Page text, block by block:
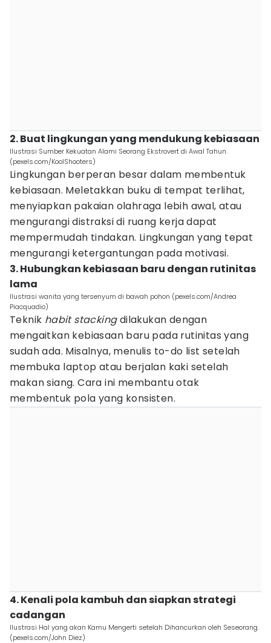
2. Buat lingkungan yang mendukung kebiasaan
Ilustrasi Sumber Kekuatan Alami Seorang Ekstrovert di Awal Tahun.
(pexels.com/KoolShooters)
Lingkungan berperan besar dalam membentuk
kebiasaan. Meletakkan buku di tempat terlihat,
menyiapkan pakaian olahraga lebih awal, atau
mengurangi distraksi di ruang kerja dapat
mempermudah tindakan. Lingkungan yang tepat
mengurangi ketergantungan pada motivasi.
3. Hubungkan kebiasaan baru dengan rutinitas
lama
Ilustrasi wanita yang tersenyum di bawah pohon (pexels.com/Andrea
Piacquadio)
Teknik habit stackingdilakukan dengan
mengaitkan kebiasaan baru pada rutinitas yang
sudah ada. Misalnya, menulis to-do list setelah
membuka laptop atau berjalan kaki setelah
makan siang. Cara ini membantu otak
membentuk pola yang konsisten.
4. Kenali pola kambuh dan siapkan strategi
cadangan
Ilustrasi Hal yang akan Kamu Mengerti setelah Dihancurkan oleh Seseorang.
(pexels.com/John Diez)